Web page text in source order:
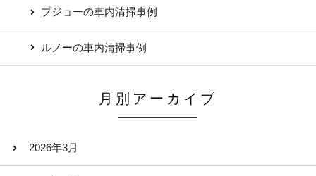
プジョーの車内清掃事例
ルノーの車内清掃事例
月別アーカイブ
2026年3月